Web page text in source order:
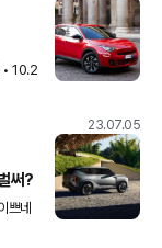
5
23.07.05
써?
쁘네